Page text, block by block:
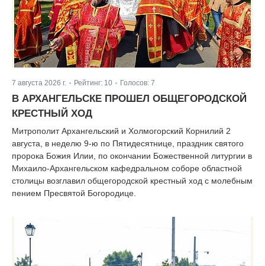
7 августа 2026 г. Рейтинг: 10 Голосов: 7
В АРХАНГЕЛЬСКЕ ПРОШЕЛ ОБЩЕГОРОДСКОЙ
КРЕСТНЫЙ ХОД
Митрополит Архангельский и Холмогорский Корнилий 2
августа, в неделю 9-ю по Пятидесятнице, праздник святого
пророка Божия Илии, по окончании Божественной литургии в
Михаило-Архангельском кафедральном соборе областной
столицы возглавил общегородской крестный ход с молебным
пением Пресвятой Богородице.